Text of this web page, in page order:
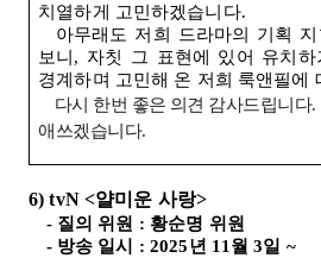
치열하게 고민하겠습니다.
아무래도 저희 드라마의 기획 지
보니 , 자칫 그 표현에 있어 유치
경계하며 고민해 온 저희 룩앤필에
다시 한번 좋은 의견 감사드립니다.
애쓰겠습니다.
6) tvN <얄미운 사랑>
- 질의 위원 : 황순명 위원
- 방송 일시 : 2025년 11 월3일 ~